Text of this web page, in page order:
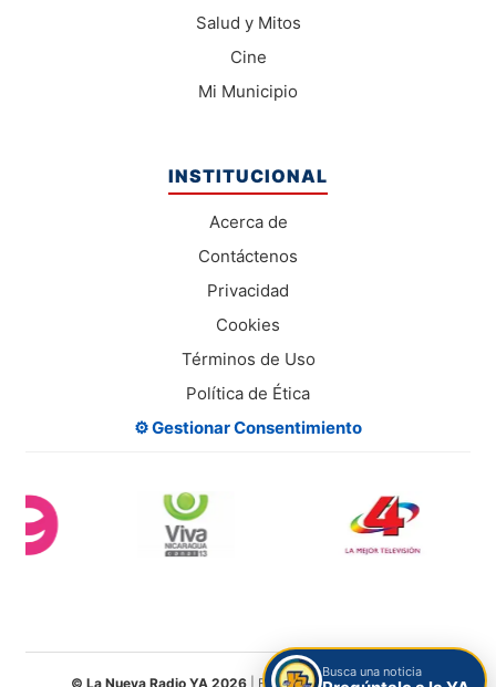
Busca una noticia
Salud y Mitos
Cine
Mi Municipio
INSTITUCIONAL
Acerca de
Contáctenos
Privacidad
Cookies
Términos de Uso
Política de Ética
⚙️ Gestionar Consentimiento
© La Nueva Radio YA 2026 | Entretenimiento Digital S.A.